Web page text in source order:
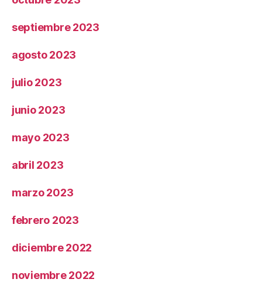
septiembre 2023
agosto 2023
julio 2023
junio 2023
mayo 2023
abril 2023
marzo 2023
febrero 2023
diciembre 2022
noviembre 2022